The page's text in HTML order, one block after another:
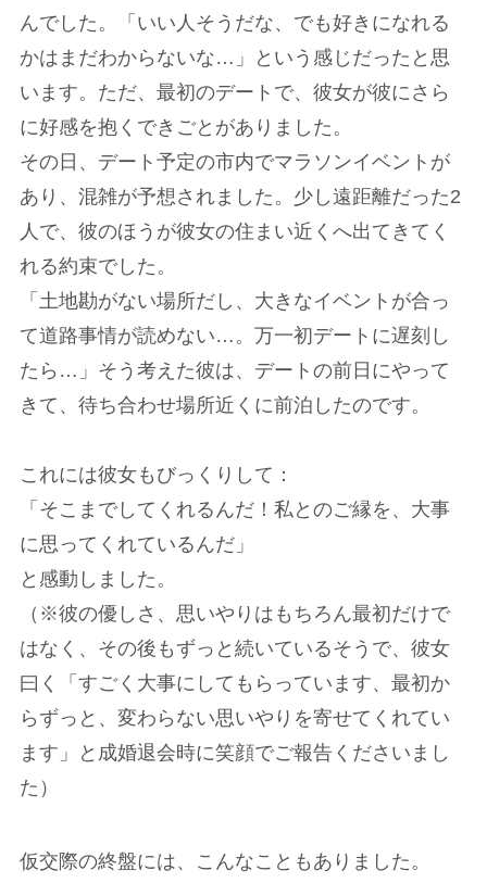
んでした。「いい人そうだな、でも好きになれる
かはまだわからないな…」という感じだったと思
います。ただ、最初のデートで、彼女が彼にさら
に好感を抱くできごとがありました。
その日、デート予定の市内でマラソンイベントが
あり、混雑が予想されました。少し遠距離だった2
人で、彼のほうが彼女の住まい近くへ出てきてく
れる約束でした。
「土地勘がない場所だし、大きなイベントが合っ
て道路事情が読めない…。万一初デートに遅刻し
たら…」そう考えた彼は、デートの前日にやって
きて、待ち合わせ場所近くに前泊したのです。
これには彼女もびっくりして：
「そこまでしてくれるんだ！私とのご縁を、大事
に思ってくれているんだ」
と感動しました。
（※彼の優しさ、思いやりはもちろん最初だけで
はなく、その後もずっと続いているそうで、彼女
曰く「すごく大事にしてもらっています、最初か
らずっと、変わらない思いやりを寄せてくれてい
ます」と成婚退会時に笑顔でご報告くださいまし
た）
仮交際の終盤には、こんなこともありました。